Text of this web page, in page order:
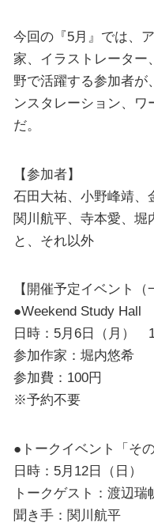
今回の『5月』では、
家、イラストレーター
野で活躍する参加者が
ンスタレーション、ワ
だ。
【参加者】
石田大祐、小野峰靖、
関川航平、寺本愛、堀
と、それ以外
【開催予定イベント（
●Weekend Study Hall
日時：5月6日（月）
参加作家：堀内悠希
参加費：100円
※予約不要
●トークイベント「そ
日時：5月12日（日）
トークゲスト：渡辺瑞
聞き手：関川航平